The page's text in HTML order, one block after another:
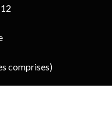
comprises)